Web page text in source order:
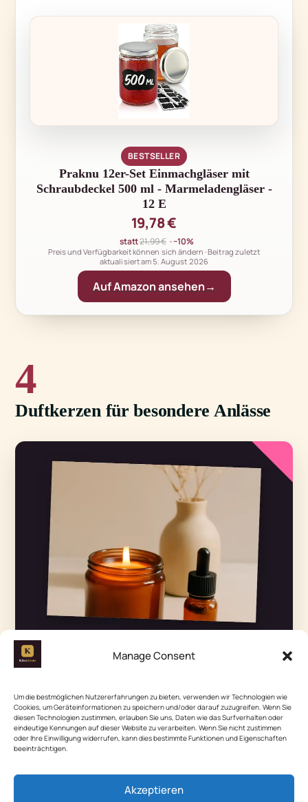
Manage Consent
Um die bestmöglichen Nutzererfahrungen zu bieten, verwenden wir Technologien wie
Cookies, um Geräteinformationen zu speichern und/oder darauf zuzugreifen. Wenn Sie
diesen Technologien zustimmen, erlauben Sie uns, Daten wie das Surfverhalten oder
eindeutige Kennungen auf dieser Website zu verarbeiten. Wenn Sie nicht zustimmen
oder Ihre Einwilligung widerrufen, kann dies bestimmte Funktionen und Eigenschaften
beeinträchtigen.
Akzeptieren
BESTSELLER
Praknu 12er-Set Einmachgläser mit
Schraubdeckel 500 ml - Marmeladengläser -
12 E
19,78 €
statt21,99 € · −10%
Preis und Verfügbarkeit können sich ändern · Beitrag zuletzt
aktualisiert am 5. August 2026
Auf Amazon ansehen
4
Duftkerzen für besondere Anlässe